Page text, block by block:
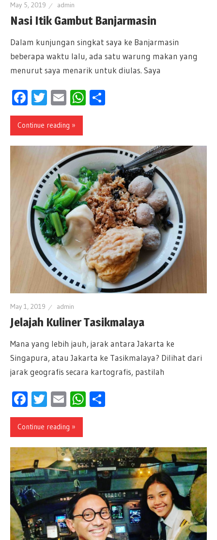
May 5, 2019 admin
Nasi Itik Gambut Banjarmasin
Dalam kunjungan singkat saya ke Banjarmasin
beberapa waktu lalu, ada satu warung makan yang
menurut saya menarik untuk diulas. Saya
Facebook
Twitter
EmailWhatsApp
Continue reading »
May 1, 2019 admin
Jelajah Kuliner Tasikmalaya
Mana yang lebih jauh, jarak antara Jakarta ke
Singapura, atau Jakarta ke Tasikmalaya? Dilihat dari
jarak geografis secara kartografis, pastilah
Facebook
Twitter
EmailWhatsApp
Continue reading »